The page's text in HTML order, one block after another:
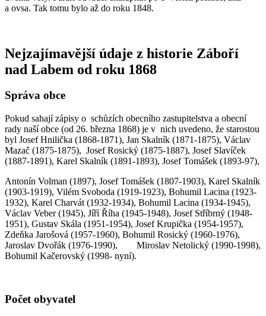
a ovsa. Tak tomu bylo až do roku 1848.
Nejzajímavější údaje z historie Záboří
nad Labem od roku 1868
Správa obce
Pokud sahají zápisy o schůzích obecního zastupitelstva a obecní
rady naší obce (od 26. března 1868) je v nich uvedeno, že starostou
byl Josef Hnilička (1868-1871), Jan Skalník (1871-1875), Václav
Mazač (1875-1875), Josef Rosický (1875-1887), Josef Slavíček
(1887-1891), Karel Skalník (1891-1893), Josef Tomášek (1893-97),
Antonín Volman (1897), Josef Tomášek (1807-1903), Karel Skalník
(1903-1919), Vilém Svoboda (1919-1923), Bohumil Lacina (1923-
1932), Karel Charvát (1932-1934), Bohumil Lacina (1934-1945),
Václav Veber (1945), Jíří Říha (1945-1948), Josef Stříbrný (1948-
1951), Gustav Skála (1951-1954), Josef Krupička (1954-1957),
Zdeňka Jarošová (1957-1960), Bohumil Rosický (1960-1976),
Jaroslav Dvořák (1976-1990), Miroslav Netolický (1990-1998),
Bohumil Kačerovský (1998- nyní).
Počet obyvatel